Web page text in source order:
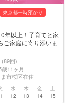
東京都一時預かり
年以上！子育てと家
ご家庭に寄り添いま
(89回)
11ヶ月
市桜区在住
水
12
木
13
金
14
土
15